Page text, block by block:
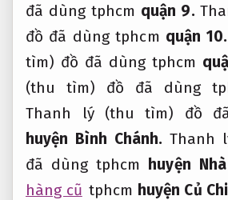
đã dùng tphcm quận 9.
đồ đã dùng tphcm quận 10.
tìm) đồ đã dùng tphcm
(thu tìm) đồ đã dùng
Thanh lý (thu tìm) đồ
huyện Bình Chánh. Thanh
đã dùng tphcm
huyện
hàng cũ tphcm huyện Củ